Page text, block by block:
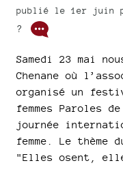
publié le 1er juin
?
Samedi 23 mai
Chenane où
organisé un
femmes Paroles
journée
femme. Le
"Elles osent,